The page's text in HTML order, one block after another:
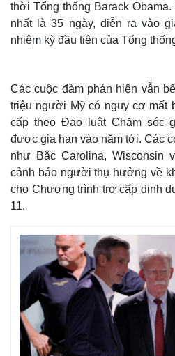
Thế giới
thời Tổng thống Barack
nhất là 35 ngày, diễn ra vào
nhiệm kỳ đầu tiên của Tổng
Các cuộc đàm phán hiện vẫn
triệu người Mỹ có nguy cơ mất
cấp theo Đạo luật Chăm sóc
được gia hạn vào năm tới. Các
như Bắc Carolina, Wisconsin
cảnh báo người thụ hưởng về
cho Chương trình trợ cấp dinh
11.